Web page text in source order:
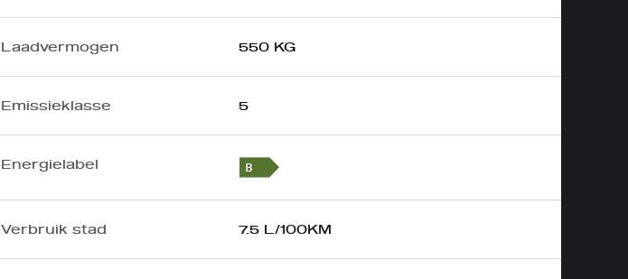
Laadvermogen 550 KG
Emissieklasse 5
Energielabel
Verbruik stad 7.5 L/100KM